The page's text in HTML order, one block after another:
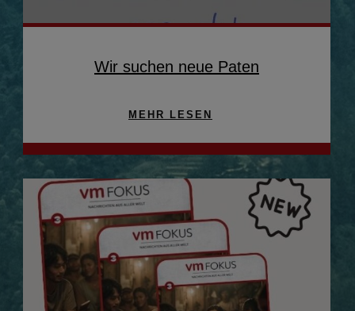
Wir suchen neue Paten
MEHR LESEN